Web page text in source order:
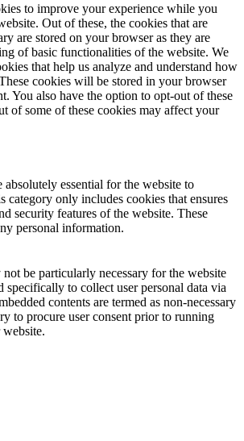
to improve your experience while you
Out of these, the cookies that are
are stored on your browser as they are
of basic functionalities of the website. We
that help us analyze and understand how
cookies will be stored in your browser
You also have the option to opt-out of these
of some of these cookies may affect your
absolutely essential for the website to
category only includes cookies that ensures
security features of the website. These
personal information.
be particularly necessary for the website
specifically to collect user personal data via
contents are termed as non-necessary
to procure user consent prior to running